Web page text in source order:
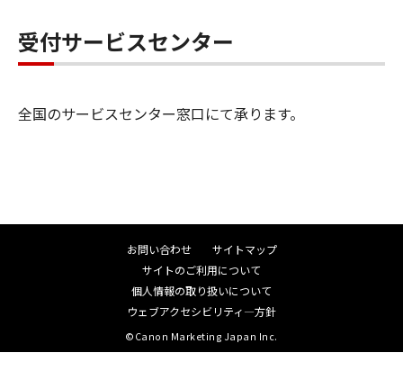
受付サービスセンター
全国のサービスセンター窓口にて承ります。
お問い合わせ
サイトマップ
サイトのご利用について
個人情報の取り扱いについて
ウェブアクセシビリティ―方針
©Canon Marketing Japan Inc.